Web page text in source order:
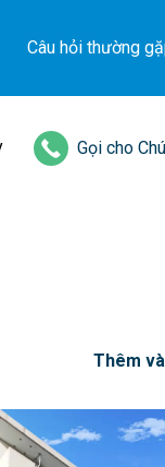
Câu hỏi thường
Gọi cho
Thêm